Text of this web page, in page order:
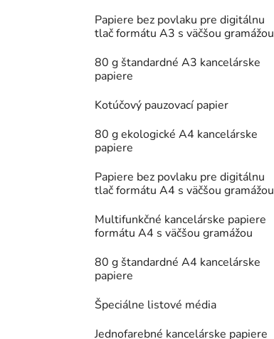
Papiere bez povlaku pre digitálnu
tlač formátu A3 s väčšou gramážou
80 g štandardné A3 kancelárske
papiere
Kotúčový pauzovací papier
80 g ekologické A4 kancelárske
papiere
Papiere bez povlaku pre digitálnu
tlač formátu A4 s väčšou gramážou
Multifunkčné kancelárske papiere
formátu A4 s väčšou gramážou
80 g štandardné A4 kancelárske
papiere
Špeciálne listové média
Jednofarebné kancelárske papiere